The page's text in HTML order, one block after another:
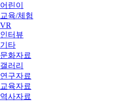
어린이
교육/체험
VR
인터뷰
기타
문화자료
갤러리
연구자료
교육자료
역사자료